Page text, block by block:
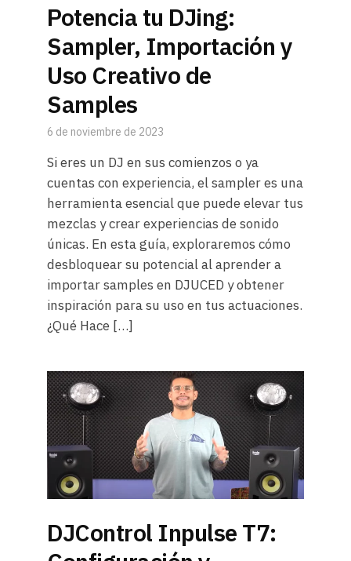
Potencia tu DJing:
Sampler, Importación y
Uso Creativo de
Samples
6 de noviembre de 2023
Si eres un DJ en sus comienzos o ya
cuentas con experiencia, el sampler es una
herramienta esencial que puede elevar tus
mezclas y crear experiencias de sonido
únicas. En esta guía, exploraremos cómo
desbloquear su potencial al aprender a
importar samples en DJUCED y obtener
inspiración para su uso en tus actuaciones.
¿Qué Hace […]
DJControl Inpulse T7: